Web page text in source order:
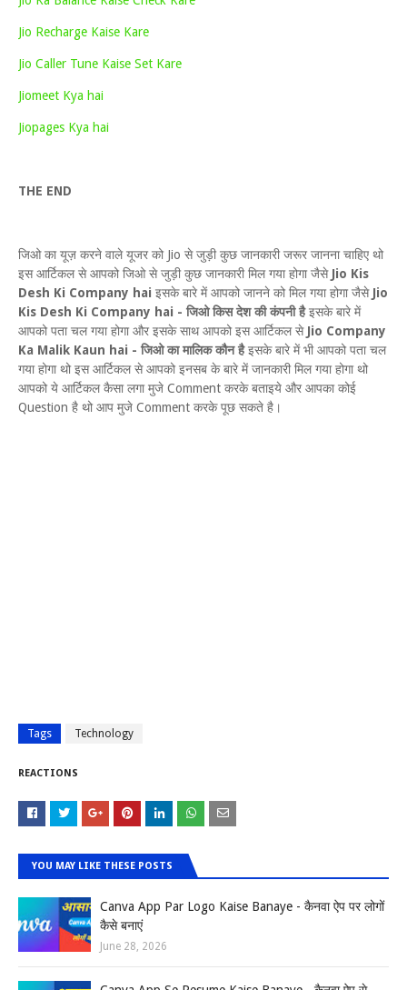
Jio Recharge Kaise Kare
Jio Caller Tune Kaise Set Kare
Jiomeet Kya hai
Jiopages Kya hai
THE END
जिओ का यूज़ करने वाले यूजर को Jio से जुड़ी कुछ जानकारी जरूर जानना चाहिए थो
इस आर्टिकल से आपको जिओ से जुड़ी कुछ जानकारी मिल गया होगा जैसे Jio Kis
Desh Ki Company hai इसके बारे में आपको जानने को मिल गया होगा जैसे Jio
Kis Desh Ki Company hai - जिओ किस देश की कंपनी हैइसके बारे में
आपको पता चल गया होगा और इसके साथ आपको इस आर्टिकल से Jio Company
Ka Malik Kaun hai - जिओ का मालिक कौन हैइसके बारे में भी आपको पता चल
गया होगा थो इस आर्टिकल से आपको इनसब के बारे में जानकारी मिल गया होगा थो
आपको ये आर्टिकल कैसा लगा मुजे Comment करके बताइये और आपका कोई
Question है थो आप मुजे Comment करके पूछ सकते है।
Tags Technology
REACTIONS
YOU MAY LIKE THESE POSTS
Canva App Par Logo Kaise Banaye - कैनवा ऐप पर लोगों
कैसे बनाएं
June 28, 2026